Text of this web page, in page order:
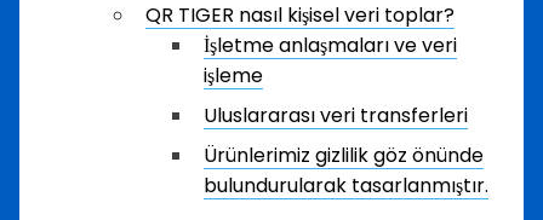
QR TIGER nasıl kişisel veri toplar?
İşletme anlaşmaları ve veri
işleme
Uluslararası veri transferleri
Ürünlerimiz gizlilik göz önünde
bulundurularak tasarlanmıştır.